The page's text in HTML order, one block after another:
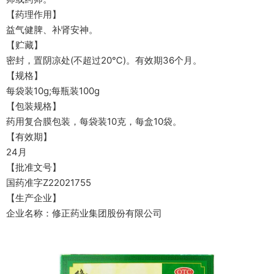
【药理作用】
益气健脾、补肾安神。
【贮藏】
密封，置阴凉处(不超过20℃)。有效期36个月。
【规格】
每袋装10g;每瓶装100g
【包装规格】
药用复合膜包装，每袋装10克，每盒10袋。
【有效期】
24月
【批准文号】
国药准字Z22021755
【生产企业】
企业名称：修正药业集团股份有限公司